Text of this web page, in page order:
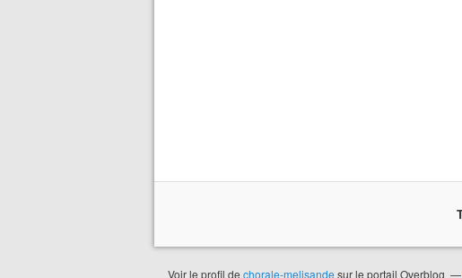
Voir le profil de chorale-melisande sur le portail Overblog